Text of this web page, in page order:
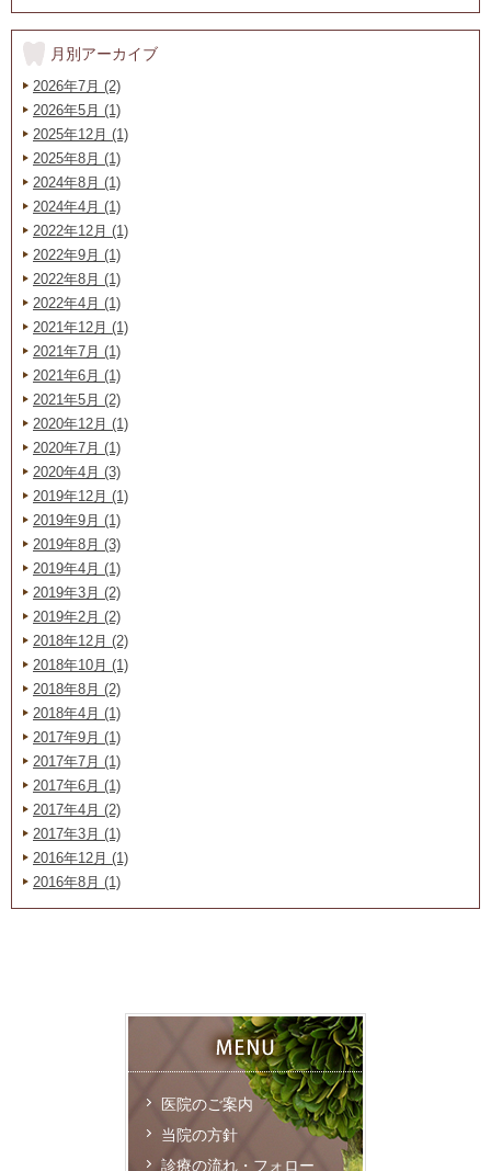
月別アーカイブ
2026年7月 (2)
2026年5月 (1)
2025年12月 (1)
2025年8月 (1)
2024年8月 (1)
2024年4月 (1)
2022年12月 (1)
2022年9月 (1)
2022年8月 (1)
2022年4月 (1)
2021年12月 (1)
2021年7月 (1)
2021年6月 (1)
2021年5月 (2)
2020年12月 (1)
2020年7月 (1)
2020年4月 (3)
2019年12月 (1)
2019年9月 (1)
2019年8月 (3)
2019年4月 (1)
2019年3月 (2)
2019年2月 (2)
2018年12月 (2)
2018年10月 (1)
2018年8月 (2)
2018年4月 (1)
2017年9月 (1)
2017年7月 (1)
2017年6月 (1)
2017年4月 (2)
2017年3月 (1)
2016年12月 (1)
2016年8月 (1)
医院のご案内
当院の方針
診療の流れ・フォロー